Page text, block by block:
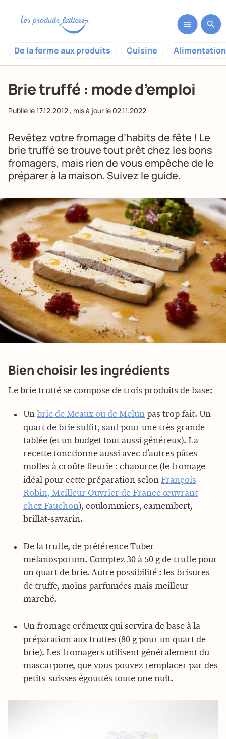
De la ferme aux produits Cuisine
Brie truffé : mode d’emploi
Publié le17.12.2012, mis à jour le 02.11.2022
Revêtez votre fromage d’habits de fête ! Le
brie truffé se trouve tout prêt chez les bons
fromagers, mais rien de vous empêche de le
préparer à la maison. Suivez le guide.
Bien choisir les ingrédients
Le brie truffé se compose de trois produits de base:
Un brie de Meaux ou de Melun pas trop fait. Un
quart de brie suffit, sauf pour une très grande
tablée (et un budget tout aussi généreux). La
recette fonctionne aussi avec d’autres pâtes
molles à croûte fleurie : chaource (le fromage
idéal pour cette préparation selon François
Robin, Meilleur Ouvrier de France œuvrant
chez Fauchon), coulommiers, camembert,
brillat-savarin.
De la truffe, de préférence Tuber
melanosporum. Comptez 30 à 50 g de truffe pour
un quart de brie. Autre possibilité : les brisures
de truffe, moins parfumées mais meilleur
marché.
Un fromage crémeux qui servira de base à la
préparation aux truffes (80 g pour un quart de
brie). Les fromagers utilisent généralement du
mascarpone, que vous pouvez remplacer par des
petits-suisses égouttés toute une nuit.